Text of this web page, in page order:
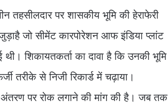
तहसीलदार पर शासकीय भूमि की हेराफेरी
जो सीमेंट कारपोरेशन आफ इंडिया प्लांट
शिकायतकर्ता का दावा है कि उनकी भूमि
तरीके से निजी रिकार्ड में चढ़ाया।
पर रोक लगाने की मांग की है। जब तक